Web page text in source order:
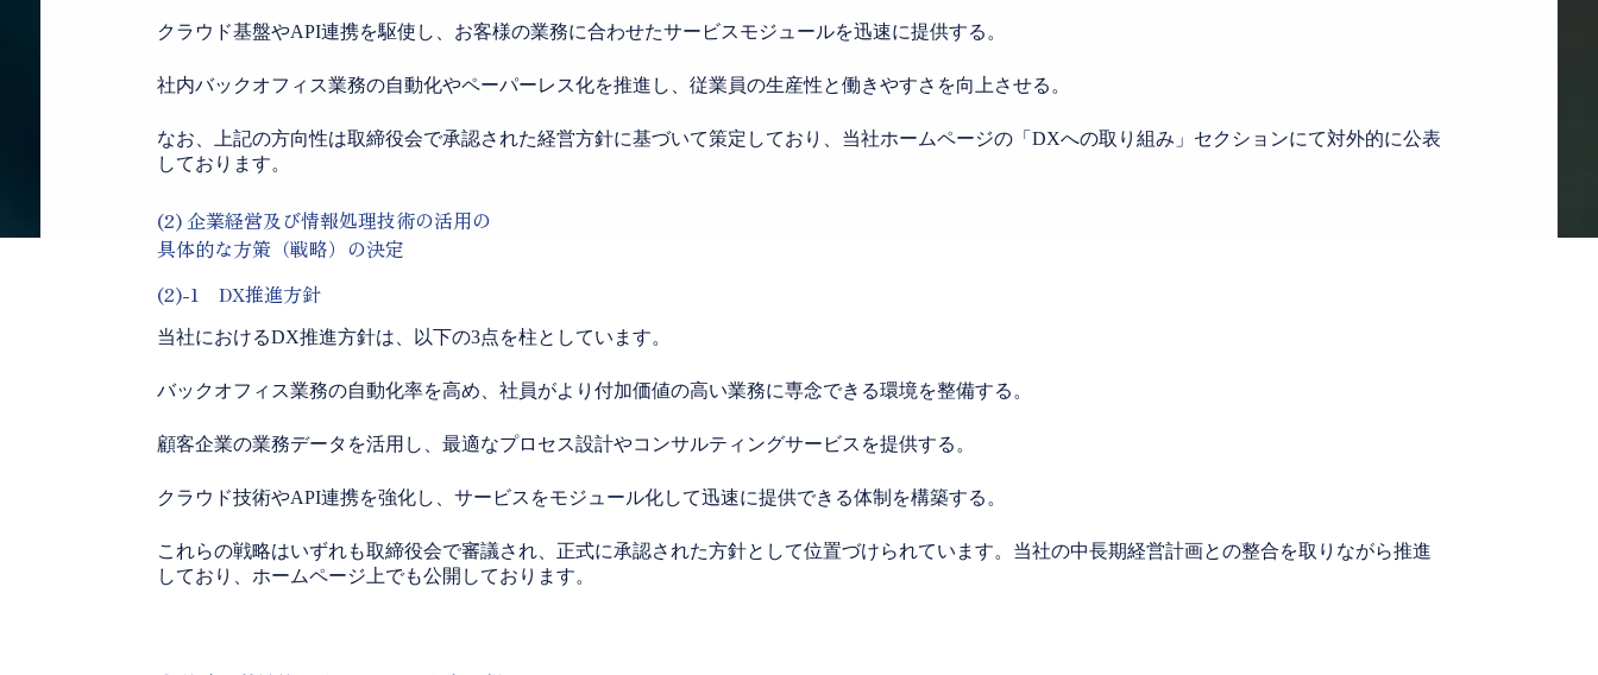
クラウド基盤やAPI連携を駆使し、お客様の業務に合わせたサービスモジュールを迅速に提供する。
社内バックオフィス業務の自動化やペーパーレス化を推進し、従業員の生産性と働きやすさを向上させる。
なお、上記の方向性は取締役会で承認された経営方針に基づいて策定しており、当社ホームページの「DXへの取り組み」セクションにて対外的に公表
しております。
(2) 企業経営及び情報処理技術の活用の
具体的な方策（戦略）の決定
(2)-1 DX推進方針
当社におけるDX推進方針は、以下の3点を柱としています。
バックオフィス業務の自動化率を高め、社員がより付加価値の高い業務に専念できる環境を整備する。
顧客企業の業務データを活用し、最適なプロセス設計やコンサルティングサービスを提供する。
クラウド技術やAPI連携を強化し、サービスをモジュール化して迅速に提供できる体制を構築する。
これらの戦略はいずれも取締役会で審議され、正式に承認された方針として位置づけられています。当社の中長期経営計画との整合を取りながら推進
しており、ホームページ上でも公開しております。